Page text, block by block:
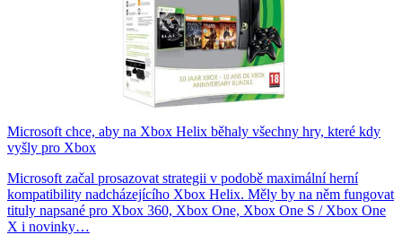
Microsoft chce, aby na Xbox Helix běhaly všechny hry, které kdy
vyšly pro Xbox
Microsoft začal prosazovat strategii v podobě maximální herní
kompatibility nadcházejícího Xbox Helix. Měly by na něm fungovat
tituly napsané pro Xbox 360, Xbox One, Xbox One S / Xbox One
X i novinky…